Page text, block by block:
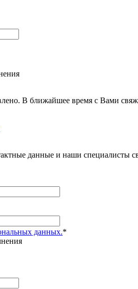
В ближайшее время с Вами
данные и наши специалисты
данных.*